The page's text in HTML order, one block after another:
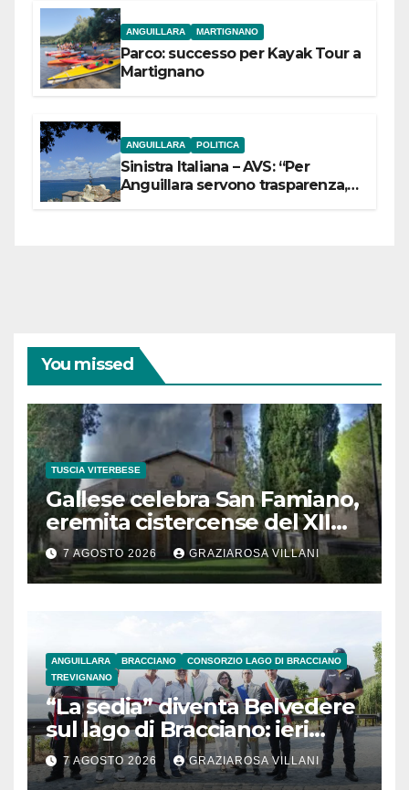
ANGUILLARA MARTIGNANO
Parco: successo per Kayak Tour a
Martignano
ANGUILLARA POLITICA
Sinistra Italiana – AVS: “Per
Anguillara servono trasparenza,
You missed
TUSCIA VITERBESE
Gallese celebra San Famiano,
eremita cistercense del XII
secolo
7 AGOSTO 2026 GRAZIAROSA VILLANI
ANGUILLARA BRACCIANO
CONSORZIO LAGO DI BRACCIANO
TREVIGNANO
“La sedia” diventa Belvedere
sul lago di Bracciano: ieri
l’inaugurazione
7 AGOSTO 2026 GRAZIAROSA VILLANI